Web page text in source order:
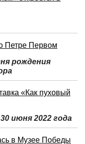
Петре Первом
рождения
«Как пуховый
июня 2022 года
в Музее Победы